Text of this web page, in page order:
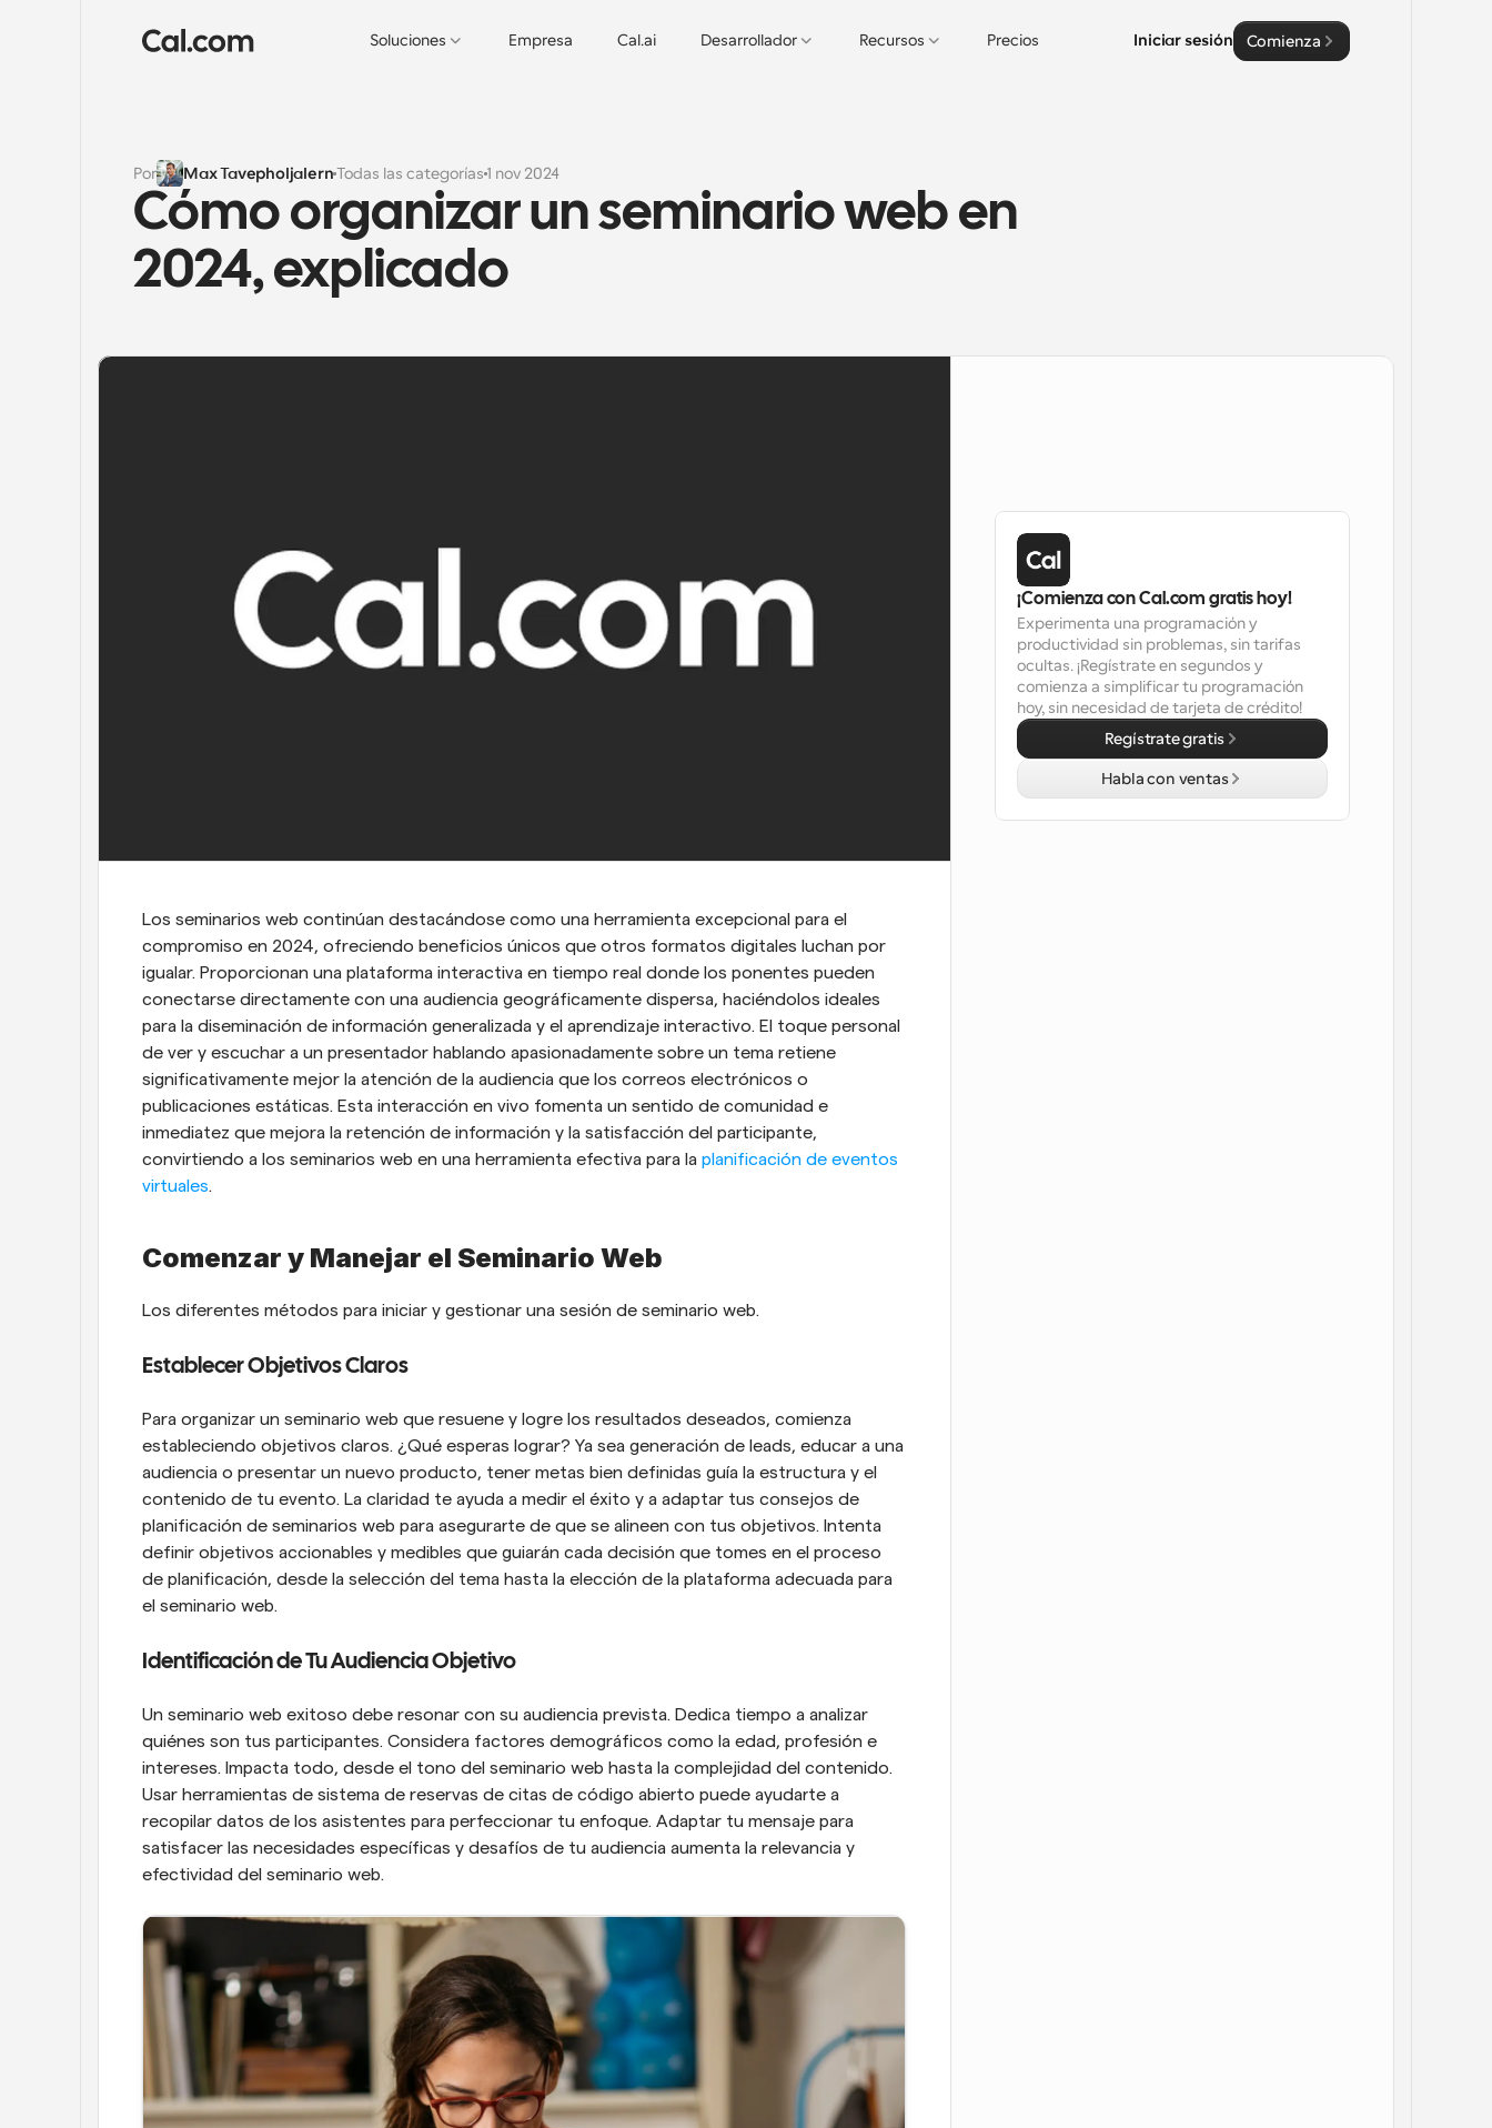
Soluciones Empresa Cal.ai Desarrollador Recursos Precios Iniciar sesión Comienza
Por Max TavepholjalernTodas las categorías1 nov 2024
Cómo organizar un seminario web en
2024, explicado
Los seminarios web continúan destacándose como una herramienta excepcional para el
compromiso en 2024, ofreciendo beneficios únicos que otros formatos digitales luchan por
igualar. Proporcionan una plataforma interactiva en tiempo real donde los ponentes pueden
conectarse directamente con una audiencia geográficamente dispersa, haciéndolos ideales
para la diseminación de información generalizada y el aprendizaje interactivo. El toque personal
de ver y escuchar a un presentador hablando apasionadamente sobre un tema retiene
significativamente mejor la atención de la audiencia que los correos electrónicos o
publicaciones estáticas. Esta interacción en vivo fomenta un sentido de comunidad e
inmediatez que mejora la retención de información y la satisfacción del participante,
convirtiendo a los seminarios web en una herramienta efectiva para la planificación de eventos
virtuales.
Comenzar y Manejar el Seminario Web
Los diferentes métodos para iniciar y gestionar una sesión de seminario web.
Establecer Objetivos Claros
Para organizar un seminario web que resuene y logre los resultados deseados, comienza
estableciendo objetivos claros. ¿Qué esperas lograr? Ya sea generación de leads, educar a una
audiencia o presentar un nuevo producto, tener metas bien definidas guía la estructura y el
contenido de tu evento. La claridad te ayuda a medir el éxito y a adaptar tus consejos de
planificación de seminarios web para asegurarte de que se alineen con tus objetivos. Intenta
definir objetivos accionables y medibles que guiarán cada decisión que tomes en el proceso
de planificación, desde la selección del tema hasta la elección de la plataforma adecuada para
el seminario web.
Identificación de Tu Audiencia Objetivo
Un seminario web exitoso debe resonar con su audiencia prevista. Dedica tiempo a analizar
quiénes son tus participantes. Considera factores demográficos como la edad, profesión e
intereses. Impacta todo, desde el tono del seminario web hasta la complejidad del contenido.
Usar herramientas de sistema de reservas de citas de código abierto puede ayudarte a
recopilar datos de los asistentes para perfeccionar tu enfoque. Adaptar tu mensaje para
satisfacer las necesidades específicas y desafíos de tu audiencia aumenta la relevancia y
efectividad del seminario web.
¡Comienza con Cal.com gratis hoy!
Experimenta una programación y
productividad sin problemas, sin tarifas
ocultas. ¡Regístrate en segundos y
comienza a simplificar tu programación
hoy, sin necesidad de tarjeta de crédito!
Regístrate gratis
Habla con ventas